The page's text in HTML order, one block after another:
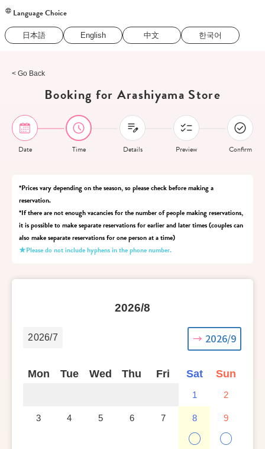
Language Choice
日本語 English 中文 한국어
< Go Back
Booking for Arashiyama Store
Date Time Details Preview Confirm
*Prices vary depending on the season, so please check before making a
reservation.
*If there are not enough vacancies for the number of people making reservations,
it is possible to make separate reservations for earlier and later times (couples can
also make separate reservations for one person at a time)
★Please do not include hyphens in the phone number.
2026/8
2026/7 2026/9
Mon Tue Wed Thu Fri Sat Sun
1 2
3 4 5 6 7 8
○
9
○